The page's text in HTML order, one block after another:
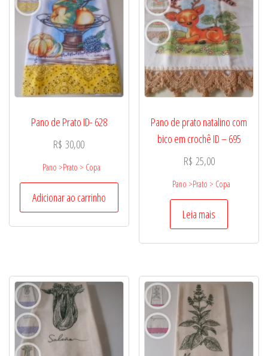
Pano de Prato ID- 628
R$ 30,00
Pano >Prato > Copa
Adicionar ao carrinho
Pano de prato natalino com
bico em crochê ID – 695
R$ 25,00
Pano >Prato > Copa
Leia mais